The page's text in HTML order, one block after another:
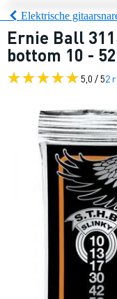
Elektrische
Ernie Ball
bottom 10 -
5,0 / 52